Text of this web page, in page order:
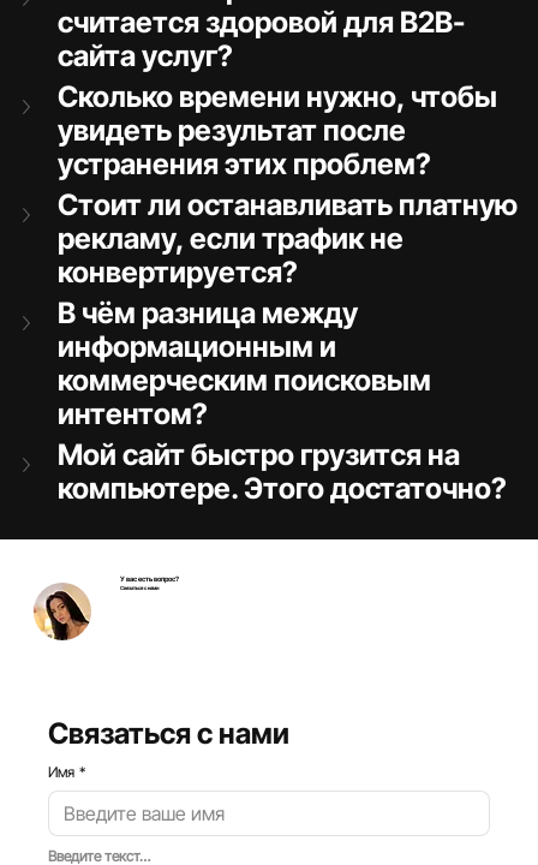
считается здоровой для B2B-
сайта услуг?
Сколько времени нужно, чтобы
увидеть результат после
устранения этих проблем?
Стоит ли останавливать платную
рекламу, если трафик не
конвертируется?
В чём разница между
информационным и
коммерческим поисковым
интентом?
Мой сайт быстро грузится на
компьютере. Этого достаточно?
У вас есть вопрос?
Связаться с нами
Связаться с нами
Имя *
Введите текст…